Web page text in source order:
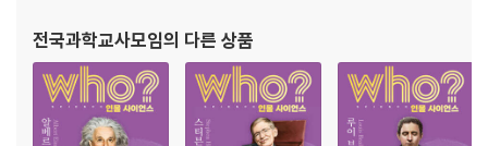
전국과학교사모임의 다른 상품